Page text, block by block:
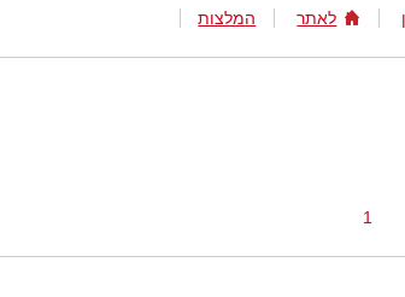
לאתר המלצות
1